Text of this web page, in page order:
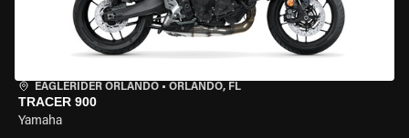
EAGLERIDER ORLANDO • ORLANDO, FL
TRACER 900
Yamaha